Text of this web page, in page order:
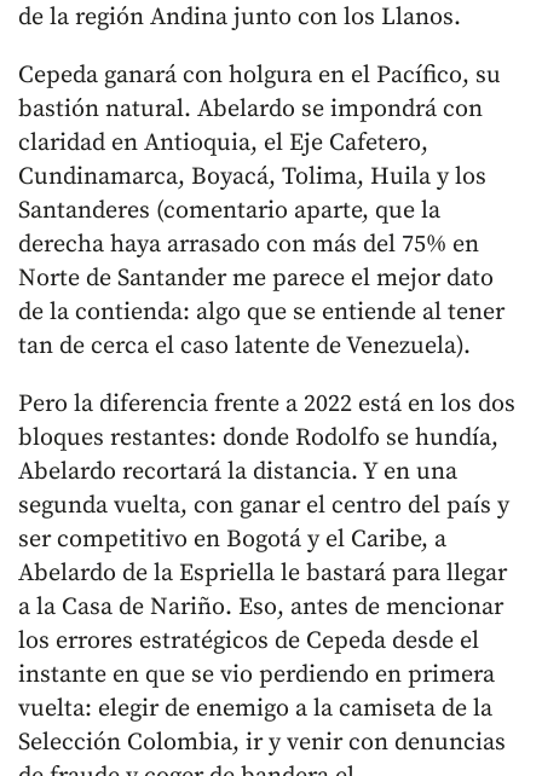
de la región Andina junto con los Llanos.
Cepeda ganará con holgura en el Pacífico, su
bastión natural. Abelardo se impondrá con
claridad en Antioquia, el Eje Cafetero,
Cundinamarca, Boyacá, Tolima, Huila y los
Santanderes (comentario aparte, que la
derecha haya arrasado con más del 75% en
Norte de Santander me parece el mejor dato
de la contienda: algo que se entiende al tener
tan de cerca el caso latente de Venezuela).
Pero la diferencia frente a 2022 está en los dos
bloques restantes: donde Rodolfo se hundía,
Abelardo recortará la distancia. Y en una
segunda vuelta, con ganar el centro del país y
ser competitivo en Bogotá y el Caribe, a
Abelardo de la Espriella le bastará para llegar
a la Casa de Nariño. Eso, antes de mencionar
los errores estratégicos de Cepeda desde el
instante en que se vio perdiendo en primera
vuelta: elegir de enemigo a la camiseta de la
Selección Colombia, ir y venir con denuncias